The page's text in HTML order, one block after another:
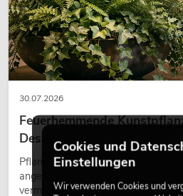
30.07.2026
Feuerhemmende
Design perfekt kombiniert
Pflanzen machen Räume lebendig.
angenehme Atmosphäre,
vermitteln Natürlichkeit. Ob in
Cookies und
Einstellungen
Wir verwenden Cookies und